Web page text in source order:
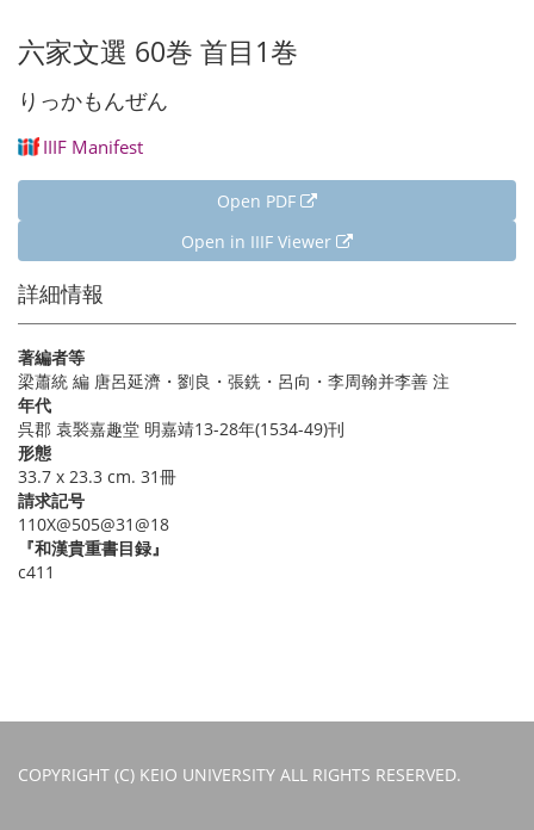
六家文選 60巻 首目1巻
りっかもんぜん
IIIF Manifest
Open PDF
Open in IIIF Viewer
詳細情報
著編者等
梁蕭統 編 唐呂延濟・劉良・張銑・呂向・李周翰并李善 注
年代
呉郡 袁褧嘉趣堂 明嘉靖13-28年(1534-49)刊
形態
33.7 x 23.3 cm. 31冊
請求記号
110X@505@31@18
『和漢貴重書目録』
c411
COPYRIGHT (C) KEIO UNIVERSITY ALL RIGHTS RESERVED.